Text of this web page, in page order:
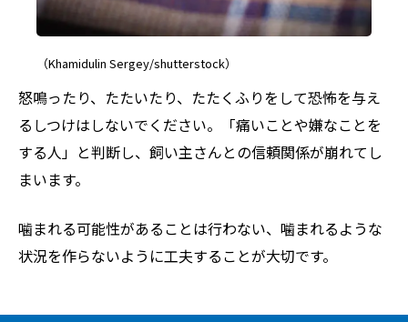
（Khamidulin Sergey/shutterstock）
怒鳴ったり、たたいたり、たたくふりをして恐怖を与え
るしつけはしないでください。「痛いことや嫌なことを
する人」と判断し、飼い主さんとの信頼関係が崩れてし
まいます。
噛まれる可能性があることは行わない、噛まれるような
状況を作らないように工夫することが大切です。